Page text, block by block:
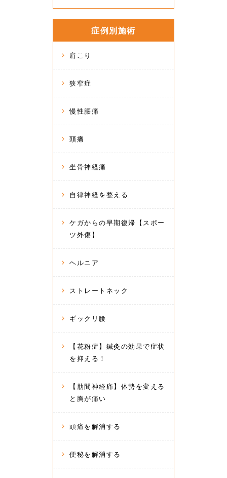
症例別施術
肩こり
狭窄症
慢性腰痛
頭痛
坐骨神経痛
自律神経を整える
ケガからの早期復帰【スポー
ツ外傷】
ヘルニア
ストレートネック
ギックリ腰
【花粉症】鍼灸の効果で症状
を抑える！
【肋間神経痛】体勢を変える
と胸が痛い
頭痛を解消する
便秘を解消する